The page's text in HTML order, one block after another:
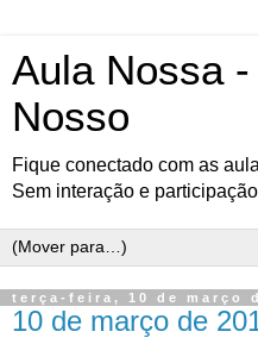
Aula Nossa
Nosso
Fique conectado com as
Sem interação e
terça-feira, 10 de março
10 de março de